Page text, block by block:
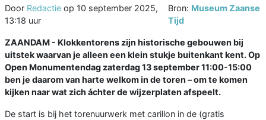
Door Redactie op 10 september 2025,
13:18 uur
Bron: Museum Zaanse
Tijd
ZAANDAM - Klokkentorens zijn historische gebouwen bij
uitstek waarvan je alleen een klein stukje buitenkant kent. Op
Open Monumentendag zaterdag 13 september 11:00-15:00
ben je daarom van harte welkom in de toren – om te komen
kijken naar wat zich áchter de wijzerplaten afspeelt.
De start is bij het torenuurwerk met carillon in de (gratis